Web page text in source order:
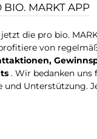
BIO. MARKT APP
jetzt die pro bio.
von
. Wir bedanken uns
und Unterstützung.